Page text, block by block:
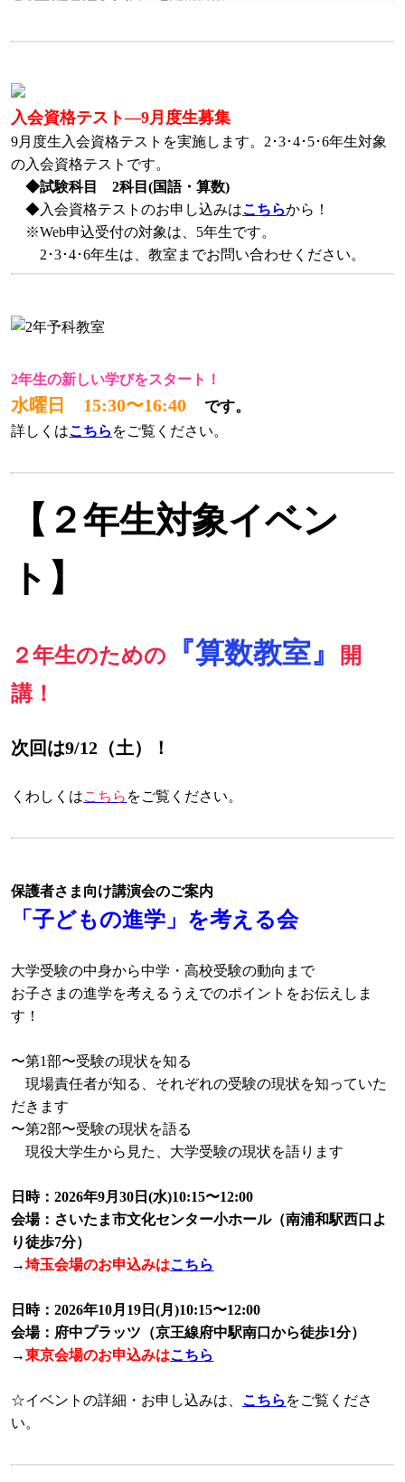
入会資格テスト―9月度生募集
9月度生入会資格テストを実施します。2･3･4･5･6年生対象
の入会資格テストです。
◆試験科目 2科目(国語・算数)
◆入会資格テストのお申し込みはこちらから！
※Web申込受付の対象は、5年生です。
2･3･4･6年生は、教室までお問い合わせください。
2年生の新しい学びをスタート！
水曜日 15:30〜16:40 です。
詳しくはこちら をご覧ください。
【２年生対象イベン
ト】
２年生のための 『算数教室』
開
講！
次回は9/12（土）！
くわしくはこちら をご覧ください。
保護者さま向け講演会のご案内
「子どもの進学」を考える会
大学受験の中身から中学・高校受験の動向まで
お子さまの進学を考えるうえでのポイントをお伝えしま
す！
〜第1部〜受験の現状を知る
現場責任者が知る、それぞれの受験の現状を知っていた
だきます
〜第2部〜受験の現状を語る
現役大学生から見た、大学受験の現状を語ります
日時：2026年9月30日(水)10:15〜12:00
会場：さいたま市文化センター小ホール（南浦和駅西口よ
り徒歩7分）
→埼玉会場のお申込みはこちら
日時：2026年10月19日(月)10:15〜12:00
会場：府中プラッツ（京王線府中駅南口から徒歩1分）
→東京会場のお申込みはこちら
☆イベントの詳細・お申し込みは、 こちら をご覧くださ
い。